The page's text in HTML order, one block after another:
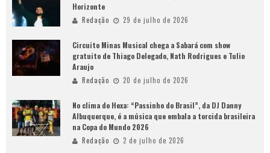
Horizonte
Redação 29 de julho de 2026
Circuito Minas Musical chega a Sabará com show
gratuito de Thiago Delegado, Nath Rodrigues e Tulio
Araujo
Redação 20 de julho de 2026
No clima do Hexa: “Passinho do Brasil”, da DJ Danny
Albuquerque, é a música que embala a torcida brasileira
na Copa do Mundo 2026
Redação 2 de julho de 2026